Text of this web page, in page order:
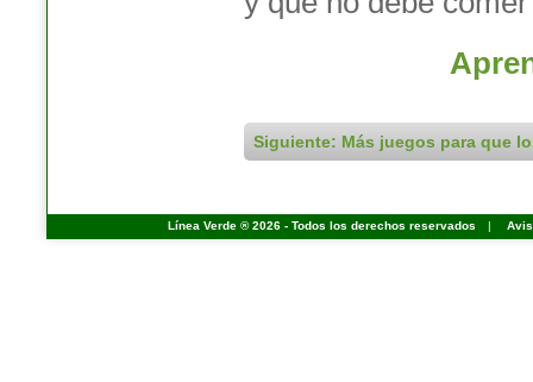
Siguiente: Más juegos para que
Línea Verde ® 2026 - Todos los derechos reservados |